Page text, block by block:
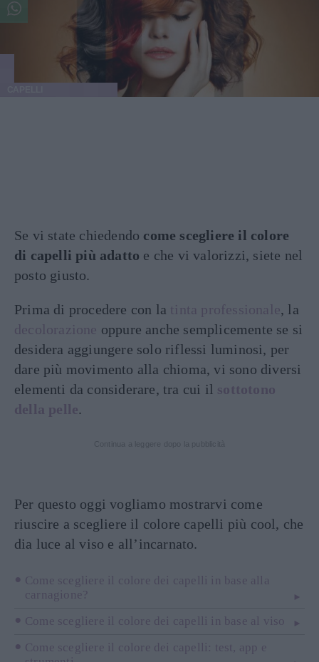
Se vi state chiedendo come scegliere il colore
di capelli più adatto e che vi valorizzi, siete nel
posto giusto.
Prima di procedere con la tinta professionale, la
decolorazione oppure anche semplicemente se si
desidera aggiungere solo riflessi luminosi, per
dare più movimento alla chioma, vi sono diversi
elementi da considerare, tra cui il sottotono
della pelle.
Per questo oggi vogliamo mostrarvi come
riuscire a scegliere il colore capelli più cool, che
dia luce al viso e all’incarnato.
Come scegliere il colore dei capelli in base alla
carnagione?
Come scegliere il colore dei capelli in base al viso
Come scegliere il colore dei capelli: test, app e